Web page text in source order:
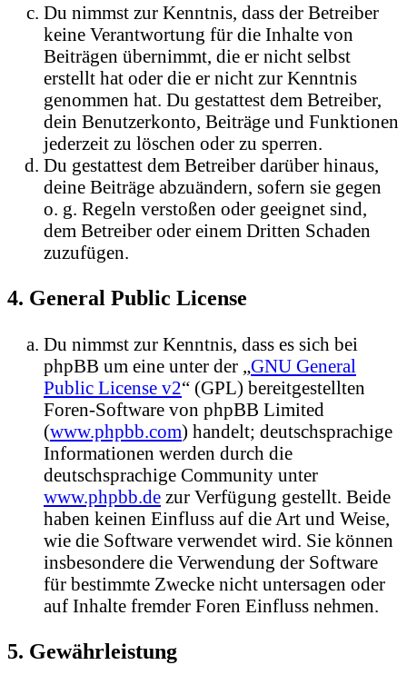
Du nimmst zur Kenntnis, dass der Betreiber
keine Verantwortung für die Inhalte von
Beiträgen übernimmt, die er nicht selbst
erstellt hat oder die er nicht zur Kenntnis
genommen hat. Du gestattest dem Betreiber,
dein Benutzerkonto, Beiträge und Funktionen
jederzeit zu löschen oder zu sperren.
Du gestattest dem Betreiber darüber hinaus,
deine Beiträge abzuändern, sofern sie gegen
o. g. Regeln verstoßen oder geeignet sind,
dem Betreiber oder einem Dritten Schaden
zuzufügen.
4. General Public License
Du nimmst zur Kenntnis, dass es sich bei
phpBB um eine unter der „ GNU General
Public License v2“ (GPL) bereitgestellten
Foren-Software von phpBB Limited
(www.phpbb.com) handelt; deutschsprachige
Informationen werden durch die
deutschsprachige Community unter
www.phpbb.de zur Verfügung gestellt. Beide
haben keinen Einfluss auf die Art und Weise,
wie die Software verwendet wird. Sie können
insbesondere die Verwendung der Software
für bestimmte Zwecke nicht untersagen oder
auf Inhalte fremder Foren Einfluss nehmen.
5. Gewährleistung